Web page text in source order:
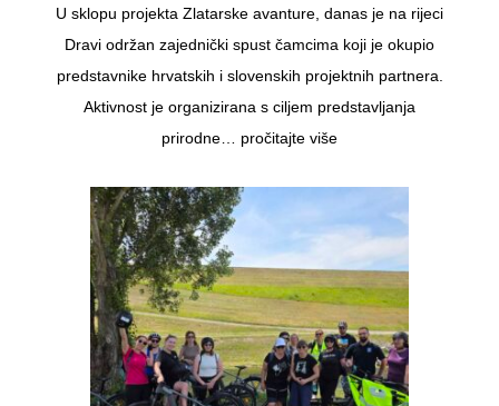
U sklopu projekta Zlatarske avanture, danas je na rijeci
Dravi održan zajednički spust čamcima koji je okupio
predstavnike hrvatskih i slovenskih projektnih partnera.
Aktivnost je organizirana s ciljem predstavljanja
prirodne… pročitajte više